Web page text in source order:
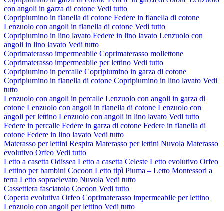
con angoli in garza di cotone Vedi tutto
Copripiumino in flanella di cotone Federe in flanella di cotone
Lenzuolo con angoli in flanella di cotone Vedi tutto
Copripiumino in lino lavato Federe in lino lavato Lenzuolo con
angoli in lino lavato Vedi tutto
Coprimaterasso impermeabile Coprimaterasso mollettone
Coprimaterasso impermeabile per lettino Vedi tutto
Copripiumino in percalle Copripiumino in garza di cotone
Copripiumino in flanella di cotone Copripiumino in lino lavato Vedi
tutto
Lenzuolo con angoli in percalle Lenzuolo con angoli in garza di
cotone Lenzuolo con angoli in flanella di cotone Lenzuolo con
angoli per lettino Lenzuolo con angoli in lino lavato Vedi tutto
Federe in percalle Federe in garza di cotone Federe in flanella di
cotone Federe in lino lavato Vedi tutto
Materasso per lettini Respira Materasso per lettini Nuvola Materasso
evolutivo Orfeo Vedi tutto
Letto a casetta Odissea Letto a casetta Celeste Letto evolutivo Orfeo
Lettino per bambini Cocoon Letto tipì Piuma – Letto Montessori a
terra Letto sopraelevato Nuvola Vedi tutto
Cassettiera fasciatoio Cocoon Vedi tutto
Coperta evolutiva Orfeo Coprimaterasso impermeabile per lettino
Lenzuolo con angoli per lettino Vedi tutto